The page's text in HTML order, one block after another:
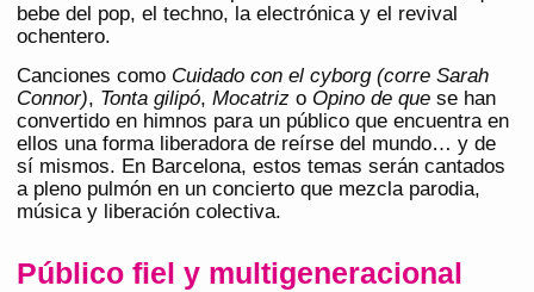
bebe del pop, el techno, la electrónica y el revival
ochentero.
Canciones como Cuidado con el cyborg (corre Sarah
Connor), Tonta gilipó, Mocatriz o Opino de que se han
convertido en himnos para un público que encuentra en
ellos una forma liberadora de reírse del mundo… y de
sí mismos. En Barcelona, estos temas serán cantados
a pleno pulmón en un concierto que mezcla parodia,
música y liberación colectiva.
Público fiel y multigeneracional